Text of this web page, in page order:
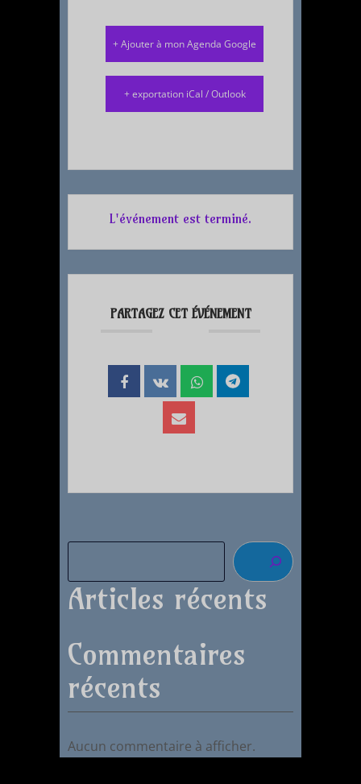
+ Ajouter à mon Agenda Google
+ exportation iCal / Outlook
L'événement est terminé.
PARTAGEZ CET ÉVÉNEMENT
Articles récents
Commentaires
récents
Aucun commentaire à afficher.